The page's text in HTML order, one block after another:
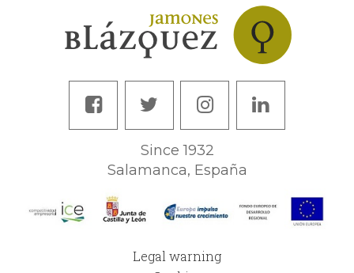
Since 1932
Salamanca, España
Legal warning